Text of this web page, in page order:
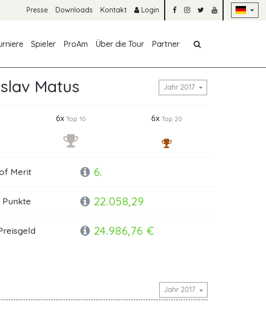
Presse Downloads Kontakt Login
Spieler ProAm Über die Tour Partner
Matus Jahr 2017
6xTop 10 6xTop 20
Merit 6.
Punkte 22.058,29
24.986,76 €
Jahr 2017